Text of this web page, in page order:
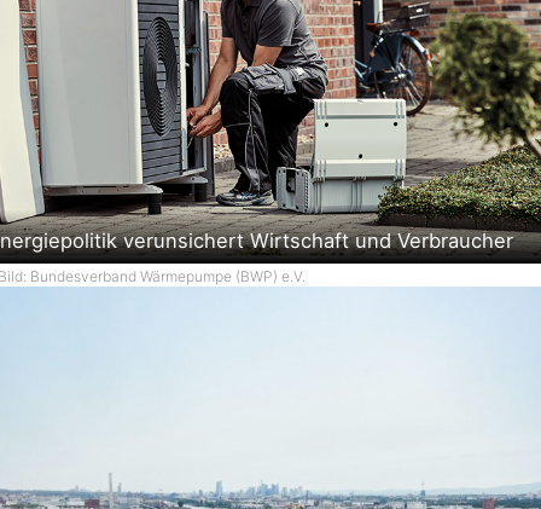
verunsichert Wirtschaft und Verbraucher
Bundesverband Wärmepumpe (BWP) e.V.